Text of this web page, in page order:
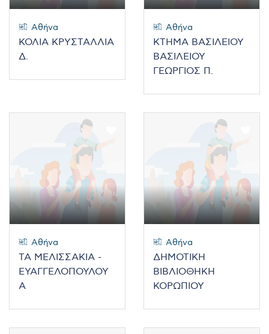
Αθήνα
ΚΟΛΙΑ ΚΡΥΣΤΑΛΛΙΑ
Δ.
Αθήνα
ΚΤΗΜΑ ΒΑΣΙΛΕΙΟΥ
ΒΑΣΙΛΕΙΟΥ
ΓΕΩΡΓΙΟΣ Π.
Αθήνα
ΤΑ ΜΕΛΙΣΣΑΚΙΑ -
ΕΥΑΓΓΕΛΟΠΟΥΛΟΥ
Α
Αθήνα
ΔΗΜΟΤΙΚΗ
ΒΙΒΛΙΟΘΗΚΗ
ΚΟΡΩΠΙΟΥ